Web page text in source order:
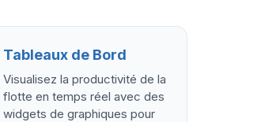
Tableaux de Bord
Visualisez la productivité de la
flotte en temps réel avec des
widgets de graphiques pour